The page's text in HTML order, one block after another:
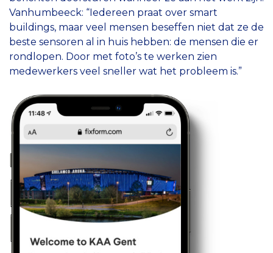
Vanhumbeeck: “Iedereen praat over smart
buildings, maar veel mensen beseffen niet dat ze de
beste sensoren al in huis hebben: de mensen die er
rondlopen. Door met foto’s te werken zien
medewerkers veel sneller wat het probleem is.”